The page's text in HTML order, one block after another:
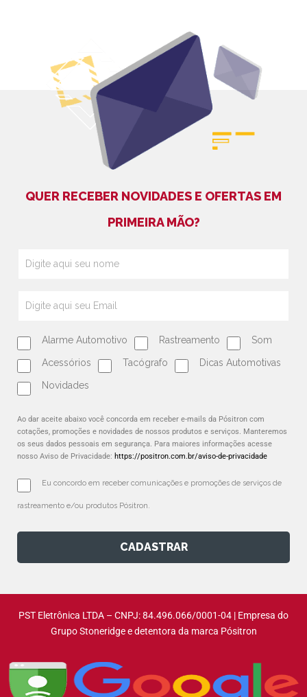
QUER RECEBER NOVIDADES E OFERTAS EM
PRIMEIRA MÃO?
Alarme Automotivo Rastreamento Som
Acessórios Tacógrafo Dicas Automotivas
Novidades
Ao dar aceite abaixo você concorda em receber e-mails da Pósitron com
cotações, promoções e novidades de nossos produtos e serviços. Manteremos
os seus dados pessoais em segurança. Para maiores informações acesse
nosso Aviso de Privacidade: https://positron.com.br/aviso-de-privacidade
Eu concordo em receber comunicações e promoções de serviços de
rastreamento e/ou produtos Pósitron.
CADASTRAR
PST Eletrônica LTDA – CNPJ: 84.496.066/0001-04 | Empresa do
Grupo Stoneridge e detentora da marca Pósitron